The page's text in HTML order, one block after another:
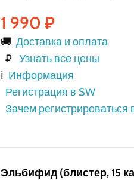
1 990 ₽
🚚 Доставка и оплата
₽ Узнать все цены
ℹ️ Информация
Регистрация в SW
Зачем регистрироваться
Эльбифид (блистер, 15